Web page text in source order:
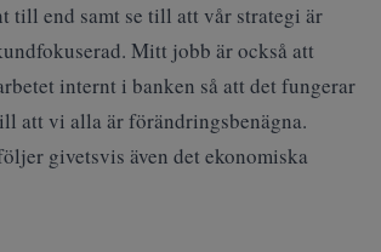
till end samt se till att vår strategi är
Mitt jobb är också att
internt i banken så att det fungerar
att vi alla är förändringsbenägna.
givetsvis även det ekonomiska